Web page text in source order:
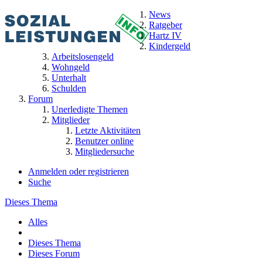
News
Ratgeber
Hartz IV
Kindergeld
Arbeitslosengeld
Wohngeld
Unterhalt
Schulden
Forum
Unerledigte Themen
Mitglieder
Letzte Aktivitäten
Benutzer online
Mitgliedersuche
Anmelden oder registrieren
Suche
Dieses Thema
Alles
Dieses Thema
Dieses Forum